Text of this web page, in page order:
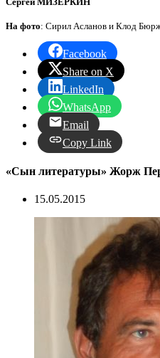
На фото: Сирил Асланов и Клод
Facebook
Share on X
LinkedIn
WhatsApp
Email
Copy Link
«Сын литературы» Жорж
15.05.2015